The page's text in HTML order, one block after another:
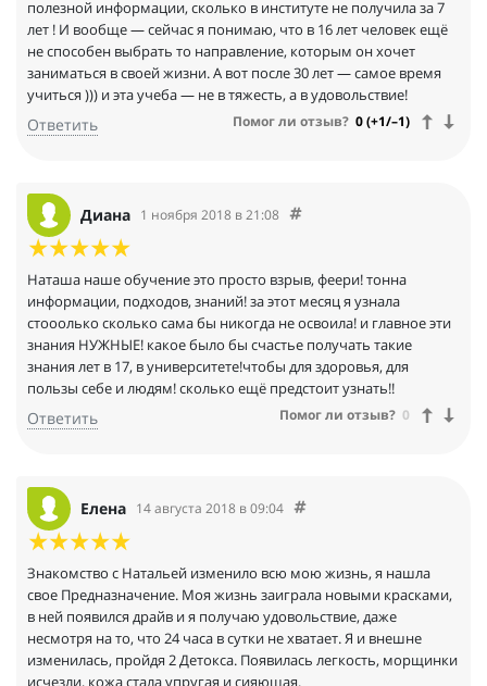
полезной информации, сколько в институте не получила за 7
лет ! И вообще — сейчас я понимаю, что в 16 лет человек ещё
не способен выбрать то направление, которым он хочет
заниматься в своей жизни. А вот после 30 лет — самое время
учиться ))) и эта учеба — не в тяжесть, а в удовольствие!
Ответить Помог ли отзыв? 0 (+1/–1)
Диана 1 ноября 2018 в 21:08
Наташа наше обучение это просто взрыв, феери! тонна
информации, подходов, знаний! за этот месяц я узнала
стооолько сколько сама бы никогда не освоила! и главное эти
знания НУЖНЫЕ! какое было бы счастье получать такие
знания лет в 17, в университете!чтобы для здоровья, для
пользы себе и людям! сколько ещё предстоит узнать!!
Ответить Помог ли отзыв? 0
Елена 14 августа 2018 в 09:04
Знакомство с Натальей изменило всю мою жизнь, я нашла
свое Предназначение. Моя жизнь заиграла новыми красками,
в ней появился драйв и я получаю удовольствие, даже
несмотря на то, что 24 часа в сутки не хватает. Я и внешне
изменилась, пройдя 2 Детокса. Появилась легкость, морщинки
исчезли, кожа стала упругая и сияющая.